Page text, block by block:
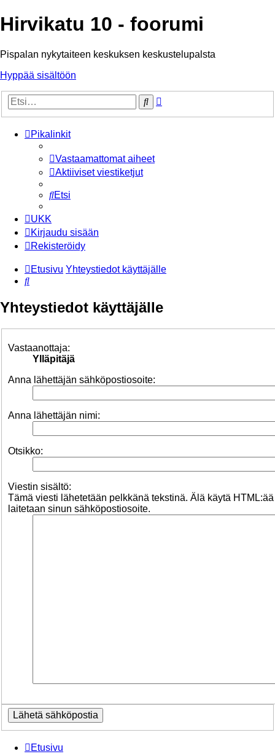
Hirvikatu 10 - foorumi
Pispalan nykytaiteen keskuksen keskustelupalsta
Hyppää sisältöön
Etsi
Pikalinkit
Vastaamattomat aiheet
Aktiiviset viestiketjut
Etsi
UKK
Kirjaudu sisään
Rekisteröidy
Etusivu Yhteystiedot käyttäjälle
Etsi
Yhteystiedot käyttäjälle
Vastaanottaja:
Ylläpitäjä
Anna lähettäjän sähköpostiosoite:
Anna lähettäjän nimi:
Otsikko:
Viestin sisältö:
Tämä viesti lähetetään pelkkänä tekstinä. Älä käytä
laitetaan sinun sähköpostiosoite.
Etusivu